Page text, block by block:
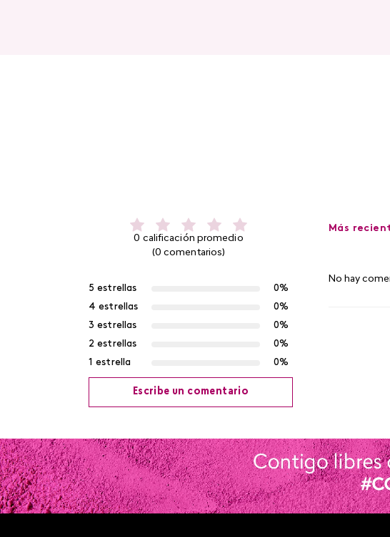
0 calificación promedio
(0 comentarios)
5 estrellas
0%
4 estrellas
0%
3 estrellas
0%
2 estrellas
0%
1 estrella
0%
Escribe un comentario
Agregar comentario
Título
Más
No hay